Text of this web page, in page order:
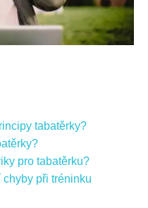
tabatěrky?
pro tabatěrku?
při tréninku